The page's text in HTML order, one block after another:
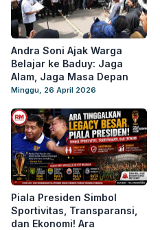
Andra Soni Ajak Warga
Belajar ke Baduy: Jaga
Alam, Jaga Masa Depan
Minggu, 26 April 2026
Piala Presiden Simbol
Sportivitas, Transparansi,
dan Ekonomi! Ara